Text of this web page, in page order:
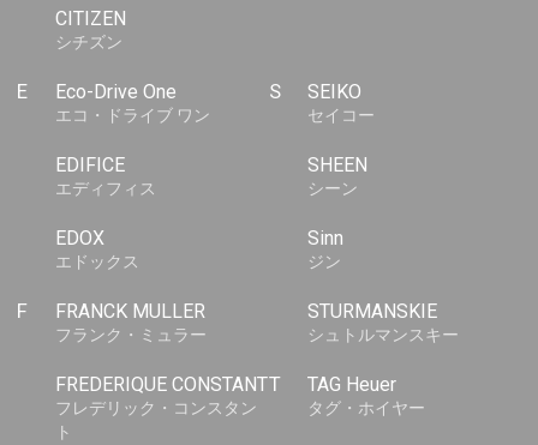
CITIZEN
シチズン
E Eco-Drive One
エコ・ドライブ ワン
EDIFICE
エディフィス
EDOX
エドックス
F FRANCK MULLER
フランク・ミュラー
FREDERIQUE CONSTANT
フレデリック・コンスタン
ト
S SEIKO
セイコー
SHEEN
シーン
Sinn
ジン
STURMANSKIE
シュトルマンスキー
T TAG Heuer
タグ・ホイヤー